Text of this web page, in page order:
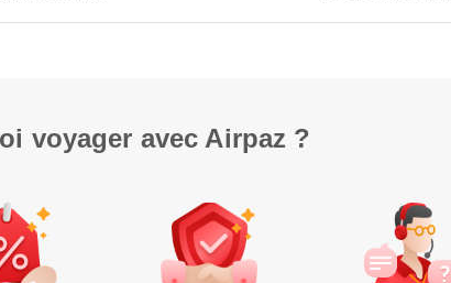
voyager avec Airpaz ?